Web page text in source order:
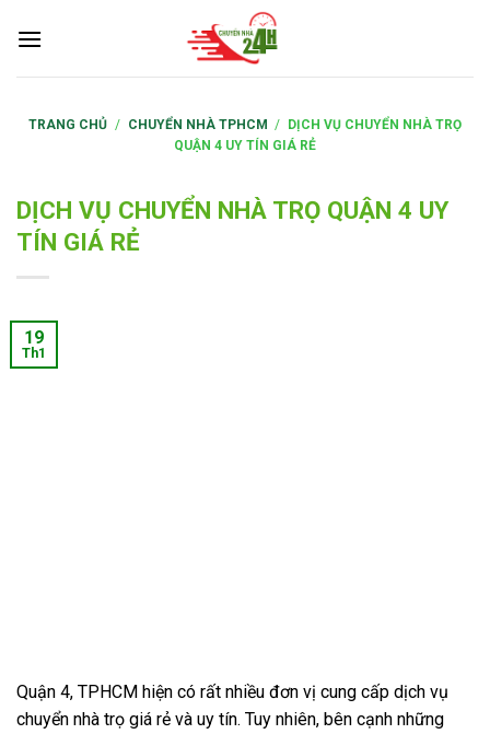
TRANG CHỦ / CHUYỂN NHÀ TPHCM /
DỊCH VỤ CHUYỂN NHÀ TRỌ
QUẬN 4 UY TÍN GIÁ RẺ
DỊCH VỤ CHUYỂN NHÀ TRỌ QUẬN 4 UY
TÍN GIÁ RẺ
19
Th1
Quận 4, TPHCM hiện có rất nhiều đơn vị cung cấp dịch vụ
chuyển nhà trọ giá rẻ và uy tín. Tuy nhiên, bên cạnh những